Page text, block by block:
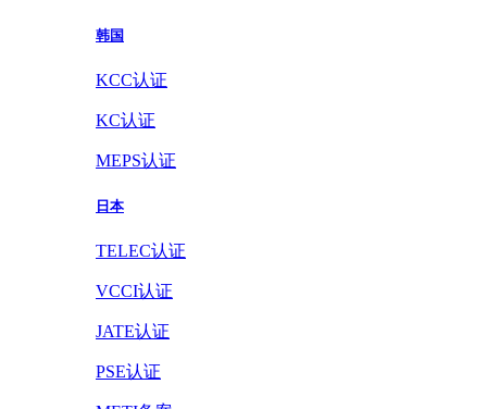
韩国
KCC认证
KC认证
MEPS认证
日本
TELEC认证
VCCI认证
JATE认证
PSE认证